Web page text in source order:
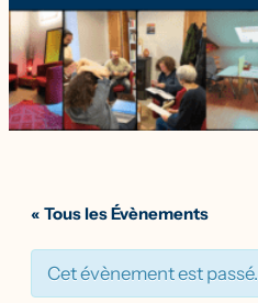
« Tous les Évènements
Cet évènement est passé.